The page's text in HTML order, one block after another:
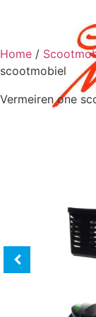
Scootmobiel
Scootmobielen
Scootmobiel
Home /
scootmobiel
Vermeiren one